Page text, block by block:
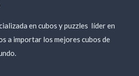
en cubos y puzzles líder en
a importar los mejores cubos de